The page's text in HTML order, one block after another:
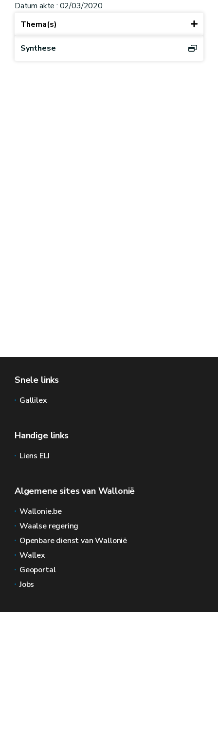
Datum akte : 02/03/2020
Thema(s)
Synthese
Snele links
Gallilex
Handige links
Liens ELI
Algemene sites van Wallonië
Wallonie.be
Waalse regering
Openbare dienst van Wallonië
Wallex
Geoportal
Jobs